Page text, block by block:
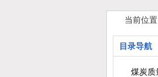
鹤壁市榴
当前位置
目录导航
煤炭质